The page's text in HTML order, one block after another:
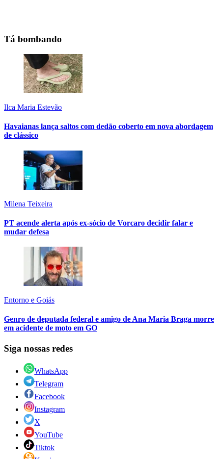
Tá bombando
Ilca Maria Estevão
Havaianas lança saltos com dedão coberto em nova abordagem
de clássico
Milena Teixeira
PT acende alerta após ex-sócio de Vorcaro decidir falar e
mudar defesa
Entorno e Goiás
Genro de deputada federal e amigo de Ana Maria Braga morre
em acidente de moto em GO
Siga nossas redes
WhatsApp
Telegram
Facebook
Instagram
X
YouTube
Tiktok